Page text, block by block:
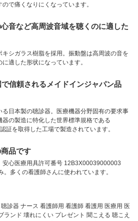
で痛くなりにくなっています。
音など高周波音域を聴くのに適した
シガラス樹脂を採用。振動盤は高周波の音を
適した形状になっています。
信頼されるメイドインジャパン品
日本製の聴診器。医療機器分野固有の要求事
の製造に特化した世界標準規格である
証を取得した工場で製造されています。
品です
安心医療用具許可番号 12B3X00039000003
。多くの看護師さんに使われています。
診器 ナース 看護師用 看護師 看護用 医療用 医
ランド 壊れにくい プレゼント 聞こえる 聴こえ